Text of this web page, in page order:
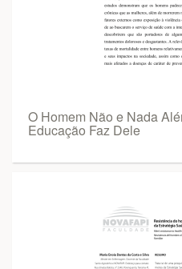
O Homem Não e Nada
Educação Faz Dele